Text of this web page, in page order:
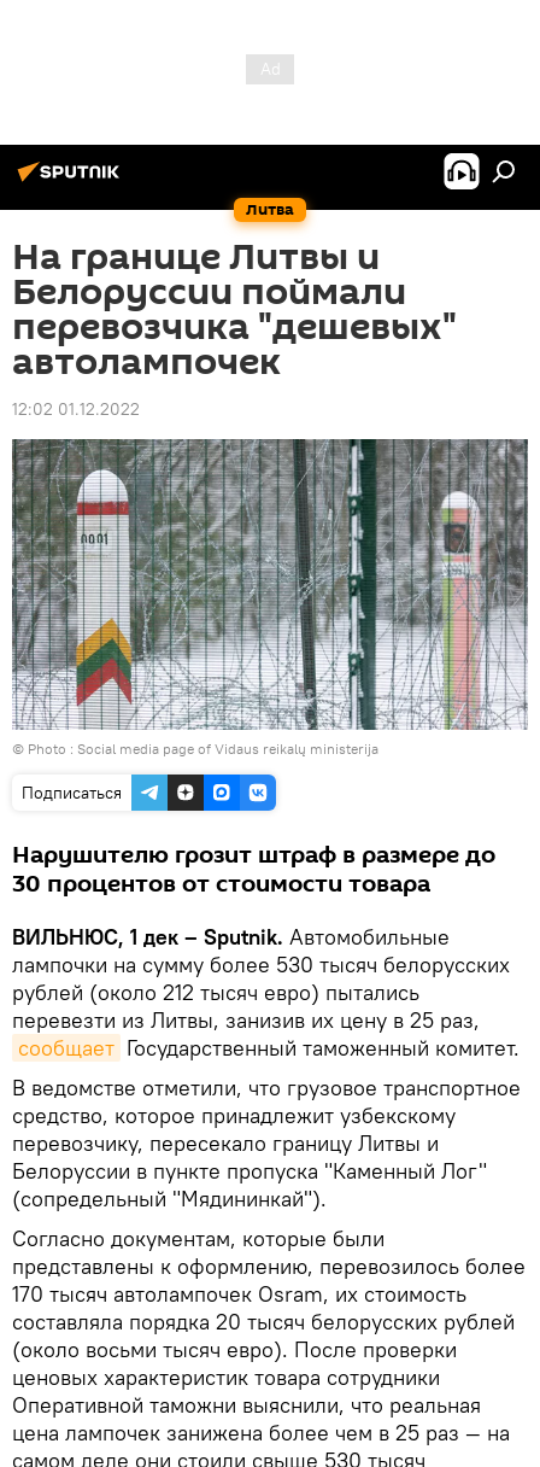
Литва
На границе Литвы и
Белоруссии поймали
перевозчика "дешевых"
автолампочек
12:02 01.12.2022
© Photo : Social media page of Vidaus reikalų ministerija
Подписаться
Нарушителю грозит штраф в размере до
30 процентов от стоимости товара
ВИЛЬНЮС, 1 дек – Sputnik. Автомобильные
лампочки на сумму более 530 тысяч белорусских
рублей (около 212 тысяч евро) пытались
перевезти из Литвы, занизив их цену в 25 раз,
сообщает Государственный таможенный комитет.
В ведомстве отметили, что грузовое транспортное
средство, которое принадлежит узбекскому
перевозчику, пересекало границу Литвы и
Белоруссии в пункте пропуска "Каменный Лог"
(сопредельный "Мядининкай").
Согласно документам, которые были
представлены к оформлению, перевозилось более
170 тысяч автолампочек Osram, их стоимость
составляла порядка 20 тысяч белорусских рублей
(около восьми тысяч евро). После проверки
ценовых характеристик товара сотрудники
Оперативной таможни выяснили, что реальная
цена лампочек занижена более чем в 25 раз — на
самом деле они стоили свыше 530 тысяч